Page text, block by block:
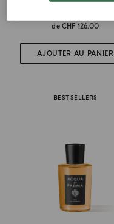
de CHF 126.00
AJOUTER AU PANIER
BEST SELLERS